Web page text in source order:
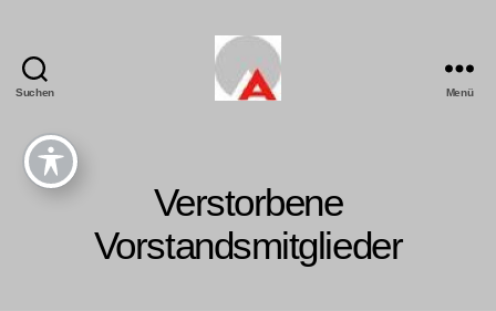
Suchen Menü
Verstorbene
Vorstandsmitglieder